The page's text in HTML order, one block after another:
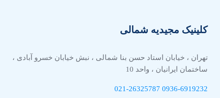
کلینیک مجیدیه شمالی
تهران ، خیابان استاد حسن بنا شمالی ، نبش خیابان خسرو آبادی ،
ساختمان ایرانیان ، واحد 10
0936-6919232
021-26325787